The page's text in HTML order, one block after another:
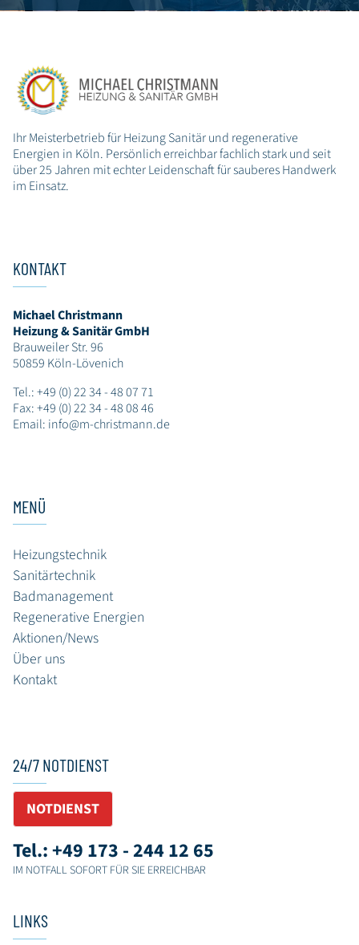
Ihr Meisterbetrieb für Heizung Sanitär und regenerative
Energien in Köln. Persönlich erreichbar fachlich stark und seit
über 25 Jahren mit echter Leidenschaft für sauberes Handwerk
im Einsatz.
KONTAKT
Michael Christmann
Heizung & Sanitär GmbH
Brauweiler Str. 96
50859 Köln-Lövenich
Tel.:+49 (0) 22 34 - 48 07 71
Fax: +49 (0) 22 34 - 48 08 46
Email: info@m-christmann.de
MENÜ
Heizungstechnik
Sanitärtechnik
Badmanagement
Regenerative Energien
Aktionen/News
Über uns
Kontakt
24/7 NOTDIENST
NOTDIENST
Tel.: +49 173 - 244 12 65
IM NOTFALL SOFORT FÜR SIE ERREICHBAR
LINKS